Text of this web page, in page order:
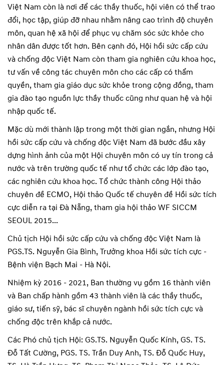
Việt Nam còn là nơi để các thầy thuốc, hội viên có thể trao
đổi, học tập, giúp đỡ nhau nhằm nâng cao trình độ chuyên
môn, quan hệ xã hội để phục vụ chăm sóc sức khỏe cho
nhân dân được tốt hơn. Bên cạnh đó, Hội hồi sức cấp cứu
và chống độc Việt Nam còn tham gia nghiên cứu khoa học,
tư vấn về công tác chuyên môn cho các cấp có thẩm
quyền, tham gia giáo dục sức khỏe trong cộng đồng, tham
gia đào tạo nguồn lực thầy thuốc cũng như quan hệ và hội
nhập quốc tế.
Mặc dù mới thành lập trong một thời gian ngắn, nhưng Hội
hồi sức cấp cứu và chống độc Việt Nam đã bước đầu xây
dựng hình ảnh của một Hội chuyên môn có uy tín trong cả
nước và trên trường quốc tế như tổ chức các lớp đào tạo,
các nghiên cứu khoa học. Tổ chức thành công Hội thảo
chuyên đề ECMO, Hội thảo Quốc tế chuyên đề Hồi sức tích
cực diễn ra tại Đà Nẵng, tham gia hội thảo WF SICCM
SEOUL 2015...
Chủ tịch Hội hồi sức cấp cứu và chống độc Việt Nam là
PGS.TS. Nguyễn Gia Bình, Trưởng khoa Hồi sức tích cực -
Bệnh viện Bạch Mai - Hà Nội.
Nhiệm kỳ 2016 - 2021, Ban thường vụ gồm 16 thành viên
và Ban chấp hành gồm 43 thành viên là các thầy thuốc,
giáo sư, tiến sỹ, bác sĩ chuyên ngành hồi sức tích cực và
chống độc trên khắp cả nước.
Các Phó chủ tịch Hội: GS.TS. Nguyễn Quốc Kính, GS. TS.
Đỗ Tất Cường, PGS. TS. Trần Duy Anh, TS. Đỗ Quốc Huy,